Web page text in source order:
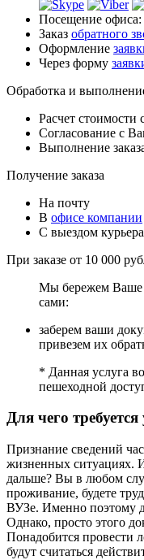
Посещение офиса:
Заказ обратного
Оформление
Через форму
Обработка и
Расчет стоимости
Согласование с
Выполнение
Получение заказа
На почту
В офисе компании
С выездом
При заказе от 10 000
Мы бережем Ваше
сами:
заберем ваши
привезем их
* Данная услуга
пешеходной
Для чего требуется
Признание сведений
жизненных ситуациях.
дальше? Вы в любом
проживание, будете
ВУЗе. Именно поэтому
Однако, просто этого
Понадобится провести
будут считаться